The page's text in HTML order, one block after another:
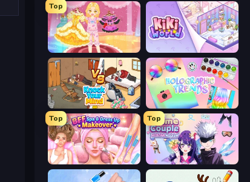
Top
Royal Glow Princess Makeover KiKi World
Knock Your Mind Holographic Trends
Top
BFF Makeover - Spa & Dress Up
Top
Anime Couple: Avatar Maker